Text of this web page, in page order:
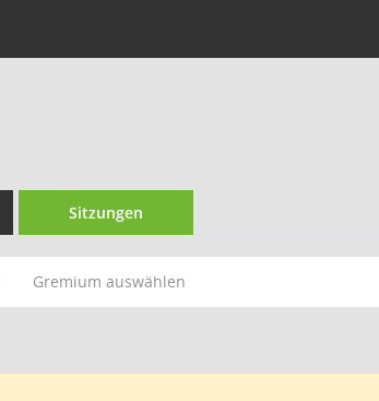
Sitzungen
Gremium auswählen